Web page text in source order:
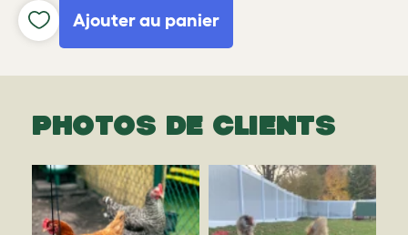
Ajouter au panier
PHOTOS DE CLIENTS